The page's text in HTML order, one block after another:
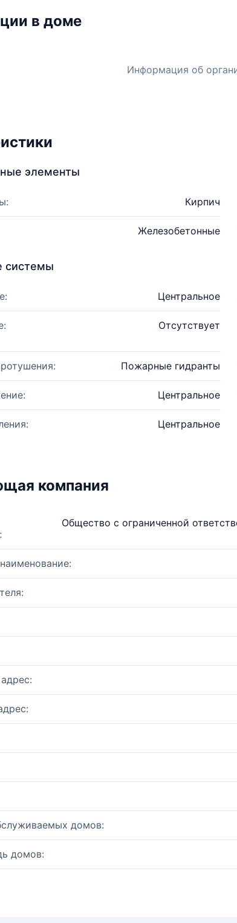
в доме
Информация об
элементы
Кирпич
Железобетонные
системы
Центральное
Отсутствует
Пожарные гидранты
Центральное
Центральное
компания
Общество с ограниченной
домов:
домов: